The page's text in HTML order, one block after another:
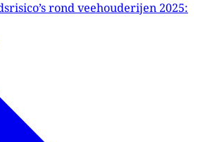
rond veehouderijen 2025: